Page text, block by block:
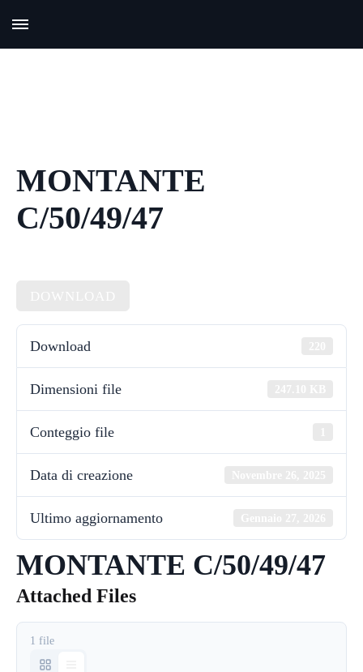
MONTANTE
C/50/49/47
Download
Dimensioni file
Conteggio file
Data di creazione
Ultimo aggiornamento
MONTANTE C/50/49/47
Attached Files
1 file